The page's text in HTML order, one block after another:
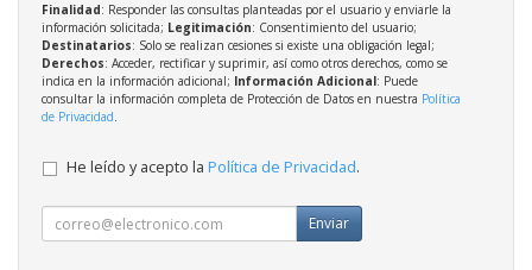
Finalidad: Responder las consultas planteadas por el usuario y enviarle la
información solicitada; Legitimación: Consentimiento del usuario;
Destinatarios: Solo se realizan cesiones si existe una obligación legal;
Derechos: Acceder, rectificar y suprimir, así como otros derechos, como se
indica en la información adicional; Información Adicional: Puede
consultar la información completa de Protección de Datos en nuestra Política
de Privacidad.
He leído y acepto la Política de Privacidad.
Enviar